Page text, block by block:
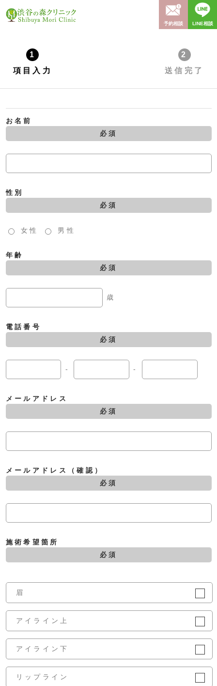
予約相談 LINE相談
1
項目入力
2
送信完了
お名前
必須
性別
必須
女性 男性
年齢
必須
歳
電話番号
必須
- -
メールアドレス
必須
メールアドレス（確認）
必須
施術希望箇所
必須
眉
アイライン上
アイライン下
リップライン